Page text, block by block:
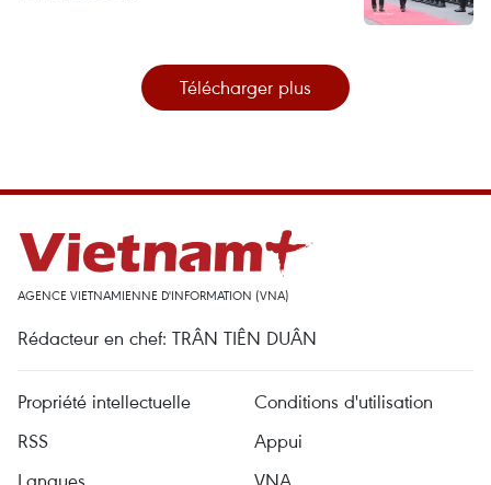
Télécharger plus
AGENCE VIETNAMIENNE D'INFORMATION (VNA)
Rédacteur en chef: TRÂN TIÊN DUÂN
Propriété intellectuelle
Conditions d'utilisation
RSS
Appui